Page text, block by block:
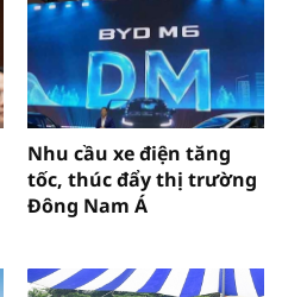
Nhu cầu xe điện tăng
tốc, thúc đẩy thị trường
Đông Nam Á